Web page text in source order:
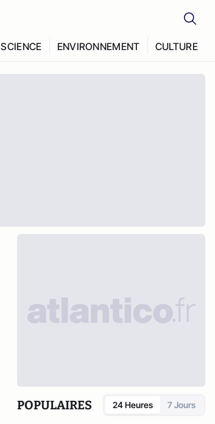
SCIENCE ENVIRONNEMENT CULTURE
POPULAIRES 24 Heures 7 Jours